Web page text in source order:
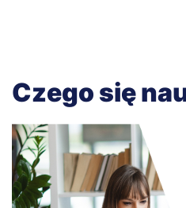
Czego się